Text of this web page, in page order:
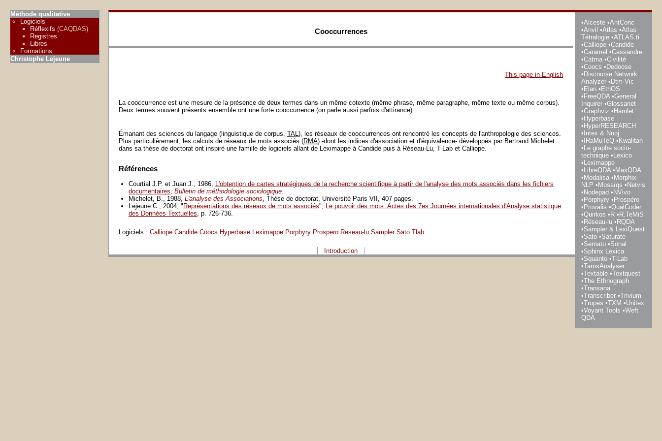
Cooccurrences
This page in English
La cooccurrence est une mesure de la présence de deux termes dans un même cotexte (même phrase, même paragraphe, même texte ou même corpus).
Deux termes souvent présents ensemble ont une forte cooccurrence (on parle aussi parfois d'attirance).
Émanant des sciences du langage (linguistique de corpus, TAL), les réseaux de cooccurrences ont rencontré les concepts de l'anthropologie des sciences.
Plus particulièrement, les calculs de réseaux de mots associés (RMA) -dont les indices d'association et d'équivalence- développés par Bertrand Michelet
dans sa thèse de doctorat ont inspiré une famille de logiciels allant de Leximappe à Candide puis à Réseau-Lu, T-Lab et Calliope.
Références
Courtial J.P. et Juan J., 1986, L'obtention de cartes stratégiques de la recherche scientifique à partir de l'analyse des mots associés dans les fichiers
documentaires, Bulletin de méthodologie sociologique.
Michelet, B., 1988, L'analyse des Associations, Thèse de doctorat, Université Paris VII, 407 pages.
Lejeune C., 2004, " Représentations des réseaux de mots associés", Le pouvoir des mots. Actes des 7es Journées internationales d'Analyse statistique
des Données Textuelles, p. 726-736.
Logiciels : Calliope Candide Coocs Hyperbase Leximappe Porphyry Prospero Reseau-lu Sampler Sato Tlab
Introduction
Alceste
AntConc
Anvil
Atlas
Atlas
Tétralogie
ATLAS.ti
Calliope
Candide
Caramel
Cassandre
Catma
Civilité
Coocs
Dedoose
Discourse Network
Analyzer
Dtm-Vic
Elan
EthOS
FreeQDA
General
Inquirer
Glossanet
Graphviz
Hamlet
Hyperbase
HyperRESEARCH
Intex & Nooj
IRaMuTeQ
Kwalitan
Le graphe socio-
technique
Lexico
Leximappe
LibreQDA
MaxQDA
Modalisa
Morphix-
NLP
Mosaïqs
Netvis
Nodepad
NVivo
Porphyry
Prospéro
Provalis
QualCoder
Quirkos
R
R.TeMiS
Réseau-lu
RQDA
Sampler & LexiQuest
Sato
Saturate
Semato
Sonal
Sphinx Lexica
Squanto
T-Lab
TamsAnalyser
Textable
Textquest
The Ethnograph
Transana
Transcriber
Trivium
Tropes
TXM
Unitex
Voyant Tools
Weft
QDA
Méthode qualitative
Logiciels
Réflexifs (CAQDAS)
Registres
Libres
Formations
Christophe Lejeune